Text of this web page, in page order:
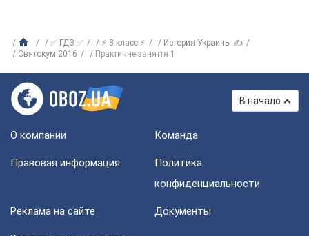
✅ ГДЗ ✅ ⚡ 8 класс ⚡
История Украины ✍
Святокум 2016
Практичне заняття 1
В начало
О компании Команда
Правовая информация
Политика
конфиденциальности
Реклама на сайте Документы